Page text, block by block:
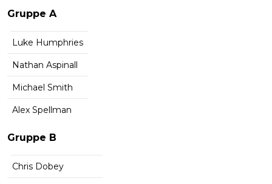
Gruppe A
Luke Humphries
Nathan Aspinall
Michael Smith
Alex Spellman
Gruppe B
Chris Dobey